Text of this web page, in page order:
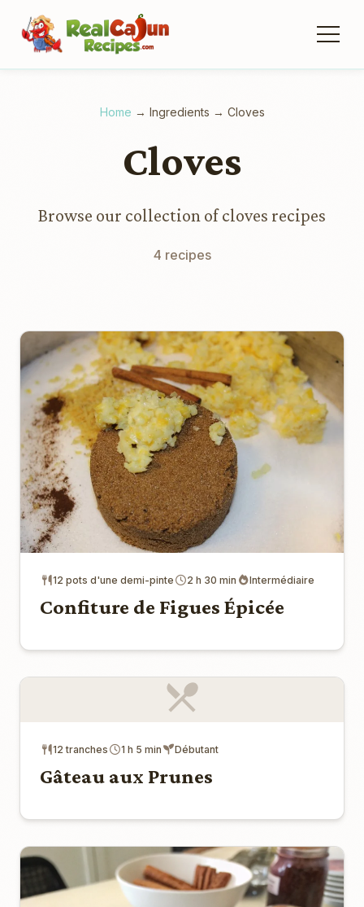
Home → Ingredients → Cloves
Cloves
Browse our collection of cloves recipes
4 recipes
12 pots d'une demi-pinte 2 h 30 min Intermédiaire
Confiture de Figues Épicée
12 tranches 1 h 5 min Débutant
Gâteau aux Prunes